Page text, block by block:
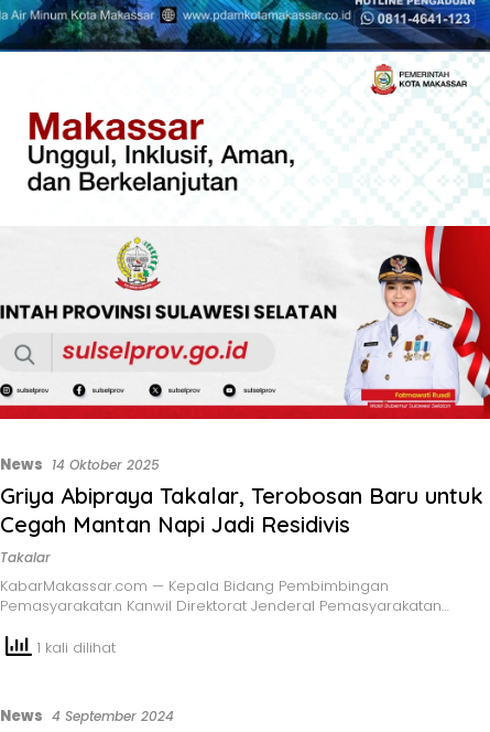
News 14 Oktober 2025
Griya Abipraya Takalar, Terobosan Baru untuk
Cegah Mantan Napi Jadi Residivis
Takalar
KabarMakassar.com — Kepala Bidang Pembimbingan
Pemasyarakatan Kanwil Direktorat Jenderal Pemasyarakatan…
1 kali dilihat
News 4 September 2024